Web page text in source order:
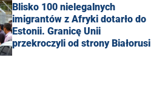
Blisko 100 nielegalnych
imigrantów z Afryki dotarło do
Estonii. Granicę Unii
przekroczyli od strony Białorusi